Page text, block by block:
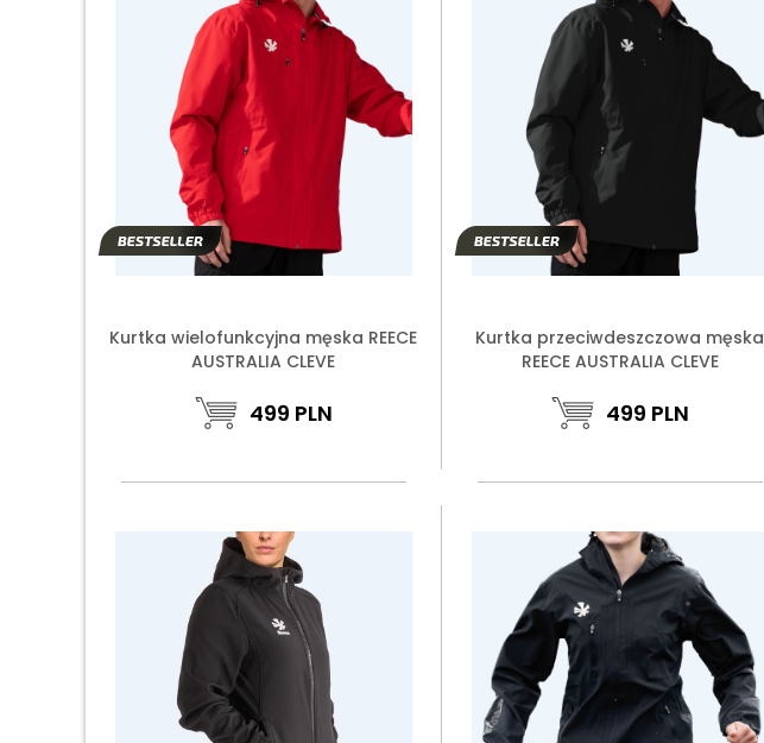
Kurtka wielofunkcyjna męska REECE
AUSTRALIA CLEVE
499 PLN
Kurtka przeciwdeszczowa męska
REECE AUSTRALIA CLEVE
499 PLN